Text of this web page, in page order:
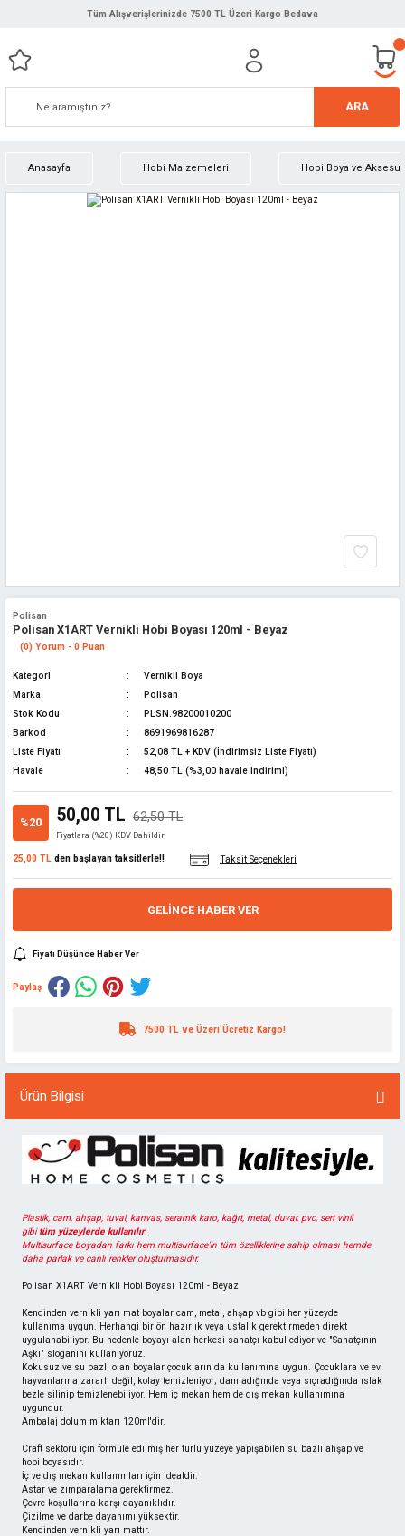
Tüm Alışverişlerinizde 7500 TL Üzeri Kargo Bedava
ARA
Anasayfa Hobi Malzemeleri Hobi Boya ve
Polisan
Polisan X1ART Vernikli Hobi Boyası 120ml - Beyaz
(0) Yorum - 0 Puan
Kategori
Vernikli Boya
Marka
Polisan
Stok Kodu
PLSN.98200010200
Barkod
8691969816287
Liste Fiyatı
52,08 TL + KDV (İndirimsiz Liste Fiyatı)
Havale
48,50 TL (%3,00 havale indirimi)
%20 50,00 TL 62,50 TL
Fiyatlara (%20) KDV Dahildir
25,00 TL den başlayan taksitlerle!! Taksit Seçenekleri
GELINCE HABER VER
Fiyatı Düşünce Haber Ver
Paylaş
7500 TL ve Üzeri Ücretiz Kargo!
Ürün Bilgisi
Plastik, cam, ahşap, tuval, kanvas, seramik karo, kağıt, metal, duvar, pvc, sert vinil
gibitüm yüzeylerde kullanılır.
Multisurface boyadan farkı hem multisurface'in tüm özelliklerine sahip olması hemde
daha parlak ve canlı renkler oluşturmasıdır.
Polisan X1ART Vernikli Hobi Boyası 120ml - Beyaz
Kendinden vernikli yarı mat boyalar cam, metal, ahşap vb gibi her yüzeyde
kullanıma uygun. Herhangi bir ön hazırlık veya ustalık gerektirmeden direkt
uygulanabiliyor. Bu nedenle boyayı alan herkesi sanatçı kabul ediyor ve "Sanatçının
Aşkı" sloganını kullanıyoruz.
Kokusuz ve su bazlı olan boyalar çocukların da kullanımına uygun. Çocuklara ve ev
hayvanlarına zararlı değil, kolay temizleniyor; damladığında veya sıçradığında ıslak
bezle silinip temizlenebiliyor. Hem iç mekan hem de dış mekan kullanımına
uygundur.
Ambalaj dolum miktarı 120ml'dir.
Craft sektörü için formüle edilmiş her türlü yüzeye yapışabilen su bazlı ahşap ve
hobi boyasıdır.
İç ve dış mekan kullanımları için idealdir.
Astar ve zımparalama gerektirmez.
Çevre koşullarına karşı dayanıklıdır.
Çizilme ve darbe dayanımı yüksektir.
Kendinden vernikli yarı mattır.